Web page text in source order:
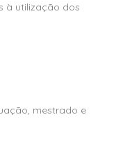
à utilização dos
mestrado e